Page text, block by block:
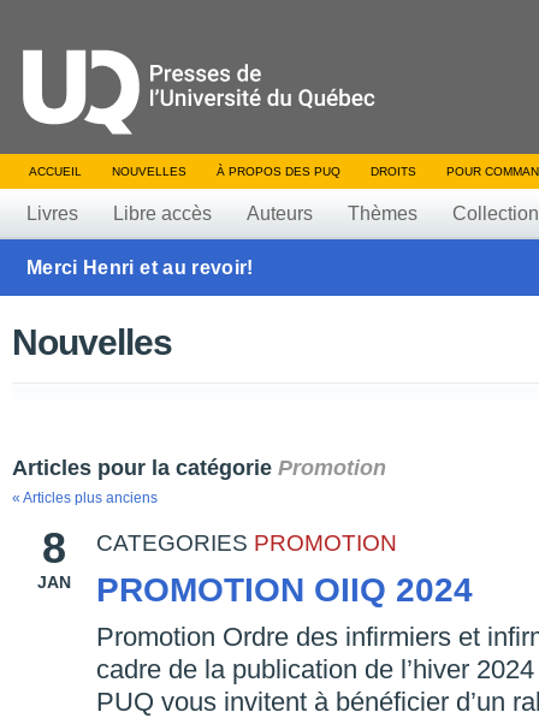
ACCUEIL NOUVELLES À PROPOS DES PUQ DROITS POUR
Livres Libre accès Auteurs Thèmes
Merci Henri et au revoir!
Nouvelles
Articles pour la catégorie Promotion
« Articles plus anciens
8
JAN
CATEGORIES PROMOTION
PROMOTION OIIQ 2024
Promotion Ordre des infirmiers et
cadre de la publication de l’hiver
PUQ vous invitent à bénéficier d’un